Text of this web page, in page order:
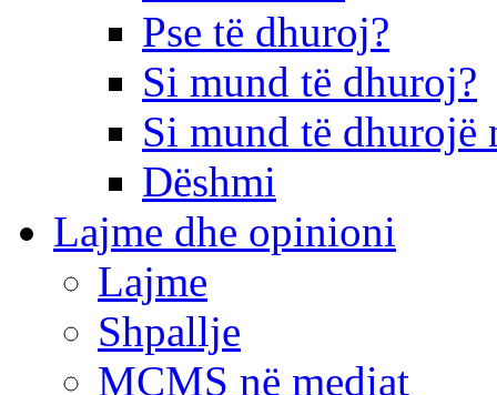
Pse të dhuroj?
Si mund të dhuroj?
Si mund të dhurojë
Dëshmi
Lajme dhe opinioni
Lajme
Shpallje
MCMS në mediat